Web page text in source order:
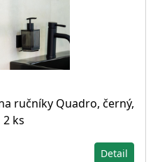
ručníky Quadro, černý,
2 ks
Detail